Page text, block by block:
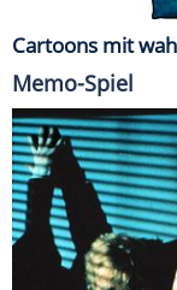
Cartoons mit
Memo-Spiel